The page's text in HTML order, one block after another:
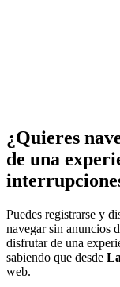
¿Quieres
de una
Puedes registrarse y
navegar sin anuncios
disfrutar de una
sabiendo que desde
web.